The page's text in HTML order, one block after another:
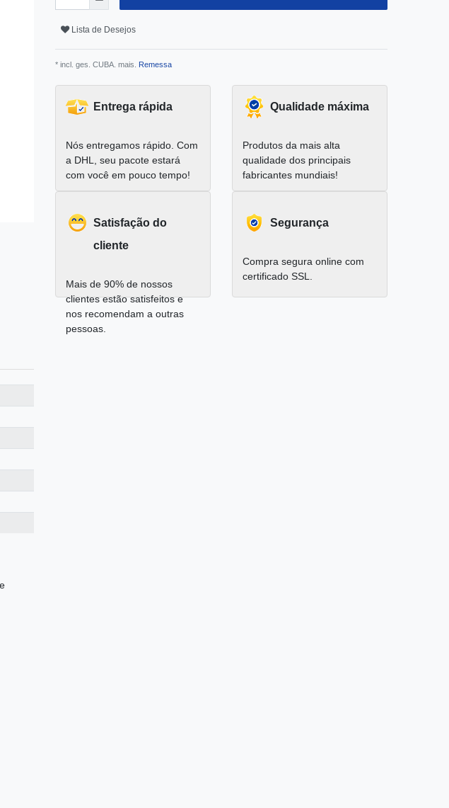
Lista de Desejos
* incl. ges. CUBA. mais. Remessa
Entrega rápida
Nós entregamos rápido. Com
a DHL, seu pacote estará
com você em pouco tempo!
Qualidade máxima
Produtos da mais alta
qualidade dos principais
fabricantes mundiais!
Satisfação do
cliente
Mais de 90% de nossos
clientes estão satisfeitos e
nos recomendam a outras
pessoas.
Segurança
Compra segura online com
certificado SSL.